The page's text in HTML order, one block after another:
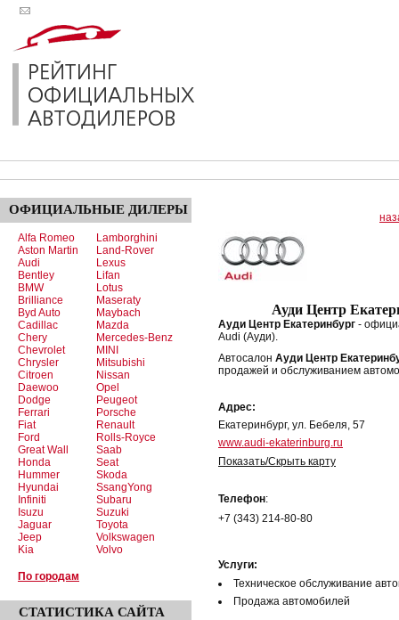
ОФИЦИАЛЬНЫЕ ДИЛЕРЫ
Alfa Romeo
Aston Martin
Audi
Bentley
BMW
Brilliance
Byd Auto
Cadillac
Chery
Chevrolet
Chrysler
Citroen
Daewoo
Dodge
Ferrari
Fiat
Ford
Great Wall
Honda
Hummer
Hyundai
Infiniti
Isuzu
Jaguar
Jeep
Kia
Lamborghini
Land-Rover
Lexus
Lifan
Lotus
Maseraty
Maybach
Mazda
Mercedes-Benz
MINI
Mitsubishi
Nissan
Opel
Peugeot
Porsche
Renault
Rolls-Royce
Saab
Seat
Skoda
SsangYong
Subaru
Suzuki
Toyota
Volkswagen
Volvo
По городам
СТАТИСТИКА САЙТА
Ауди Центр
Ауди Центр Екатеринбург -
Audi (Ауди).
Автосалон Ауди Центр
продажей и обслуживанием
Адрес:
Екатеринбург, ул. Бебеля, 57
www.audi-ekaterinburg.ru
Показать/Скрыть карту
Телефон:
+7 (343) 214-80-80
Услуги:
Техническое обслуживание
Продажа автомобилей